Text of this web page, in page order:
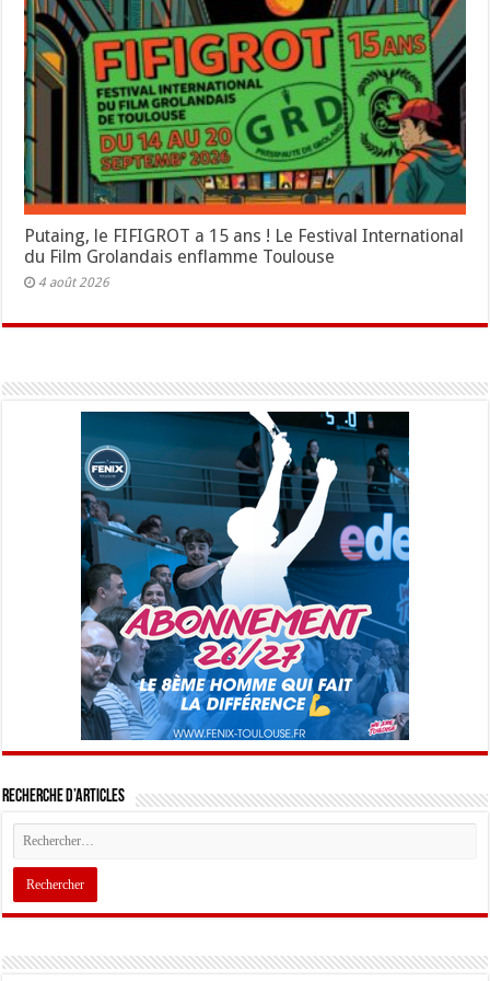
Putaing, le FIFIGROT a 15 ans ! Le Festival International
du Film Grolandais enflamme Toulouse
4 août 2026
Recherche d’articles